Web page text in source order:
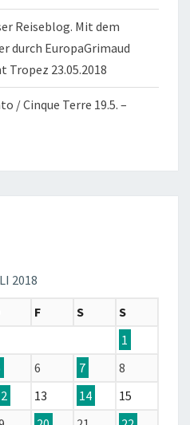
Reiseblog. Mit dem
durch EuropaGrimaud
Tropez 23.05.2018
/ Cinque Terre 19.5. –
2018
F S
S
1
6 7
8
13 14
15